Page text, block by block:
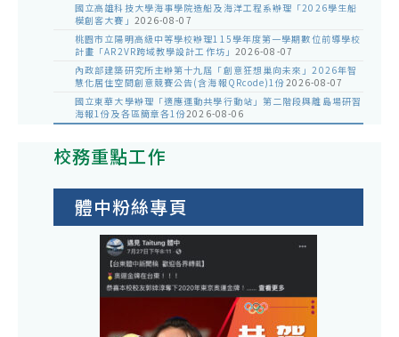
國立高雄科技大學海事學院造船及海洋工程系辦理「2026學生船
模創客大賽」 2026-08-07
桃園市立陽明高級中等學校辦理115學年度第一學期數位前導學校
計畫「AR2VR跨域教學設計工作坊」 2026-08-07
內政部建築研究所主辦第十九屆「創意狂想巢向未來」2026年智
慧化居住空間創意競賽公告(含海報QRcode)1份2026-08-07
國立東華大學辦理「適應運動共學行動站」第二階段與離島場研習
海報1份及各區簡章各1份2026-08-06
校務重點工作
體中粉絲專頁